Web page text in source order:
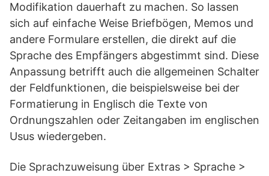
Modifikation dauerhaft zu machen. So lassen
sich auf einfache Weise Briefbögen, Memos und
andere Formulare erstellen, die direkt auf die
Sprache des Empfängers abgestimmt sind. Diese
Anpassung betrifft auch die allgemeinen Schalter
der Feldfunktionen, die beispielsweise bei der
Formatierung in Englisch die Texte von
Ordnungszahlen oder Zeitangaben im englischen
Usus wiedergeben.
Die Sprachzuweisung über Extras > Sprache >